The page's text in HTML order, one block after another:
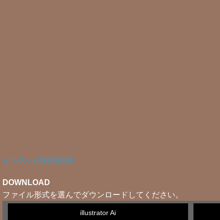
イラストの利用規約
DOWNLOAD
ファイル形式を選んでダウンロードしてください。
illustrator Ai